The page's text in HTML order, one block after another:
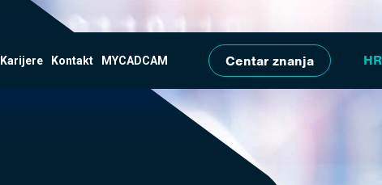
Karijere Kontakt MYCADCAM Centar znanja